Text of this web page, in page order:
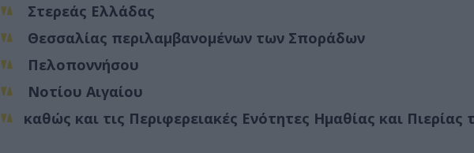
Στερεάς Ελλάδας
Θεσσαλίας περιλαμβανομένων των Σποράδων
Πελοποννήσου
Νοτίου Αιγαίου
καθώς και τις Περιφερειακές Ενότητες Ημαθίας και